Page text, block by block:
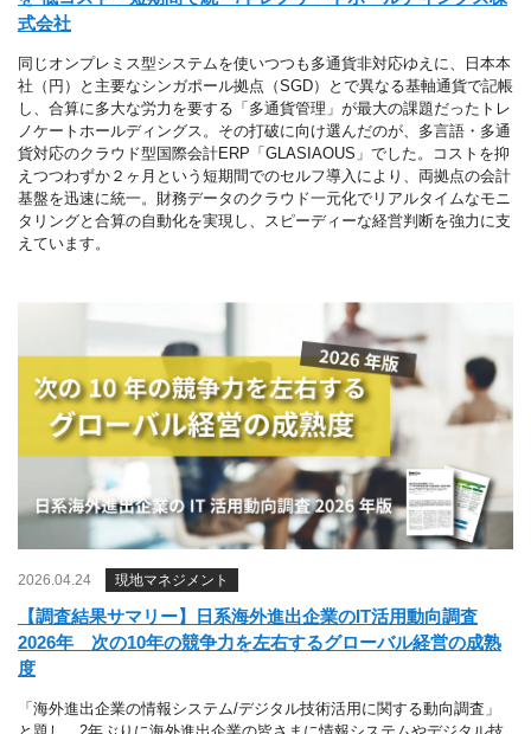
式会社
同じオンプレミス型システムを使いつつも多通貨非対応ゆえに、日本本
社（円）と主要なシンガポール拠点（SGD）とで異なる基軸通貨で記帳
し、合算に多大な労力を要する「多通貨管理」が最大の課題だったトレ
ノケートホールディングス。その打破に向け選んだのが、多言語・多通
貨対応のクラウド型国際会計ERP「GLASIAOUS」でした。コストを抑
えつつわずか２ヶ月という短期間でのセルフ導入により、両拠点の会計
基盤を迅速に統一。財務データのクラウド一元化でリアルタイムなモニ
タリングと合算の自動化を実現し、スピーディーな経営判断を強力に支
えています。
2026.04.24 現地マネジメント
【調査結果サマリー】日系海外進出企業のIT活用動向調査
2026年 次の10年の競争力を左右するグローバル経営の成熟
度
「海外進出企業の情報システム/デジタル技術活用に関する動向調査」